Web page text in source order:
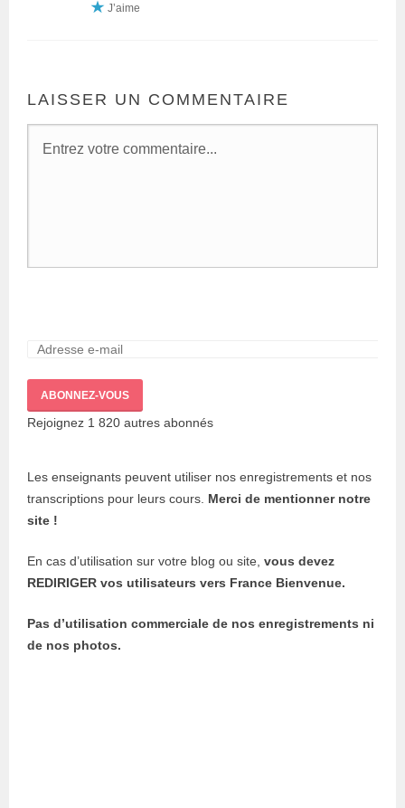
J’aime
LAISSER UN COMMENTAIRE
Adresse
mail :
ABONNEZ-VOUS
Rejoignez 1 820 autres abonnés
Les enseignants peuvent utiliser nos enregistrements et nos
transcriptions pour leurs cours. Merci de mentionner notre
site !
En cas d’utilisation sur votre blog ou site,vous devez
REDIRIGER vos utilisateurs vers France Bienvenue.
Pas d’utilisation commerciale de nos enregistrements ni
de nos photos.